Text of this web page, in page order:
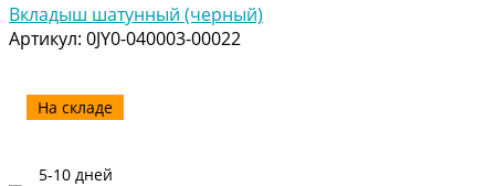
Вкладыш шатунный (черный)
Артикул: 0JY0-040003-00022
На складе
5-10 дней